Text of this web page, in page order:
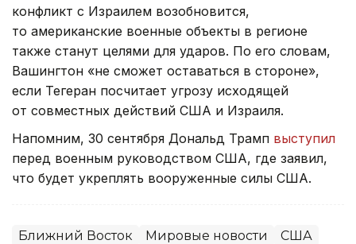
конфликт с Израилем возобновится,
то американские военные объекты в регионе
также станут целями для ударов. По его словам,
Вашингтон «не сможет оставаться в стороне»,
если Тегеран посчитает угрозу исходящей
от совместных действий США и Израиля.
Напомним, 30 сентября Дональд Трамп выступил
перед военным руководством США, где заявил,
что будет укреплять вооруженные силы США.
Ближний Восток Мировые новости США